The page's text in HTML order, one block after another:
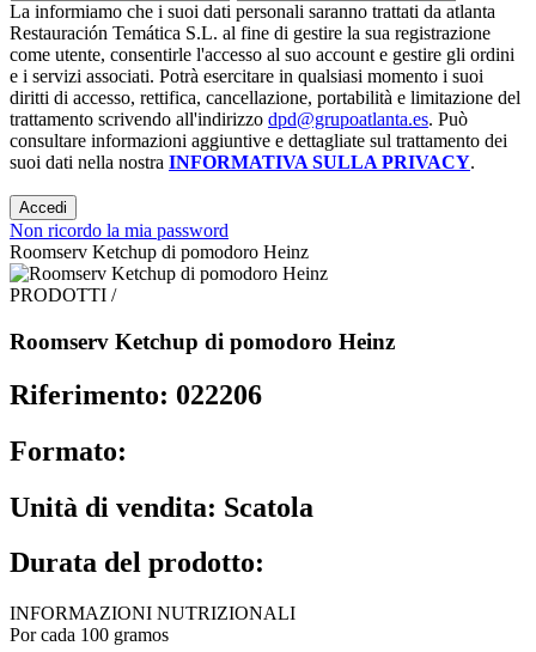
La informiamo che i suoi dati personali saranno trattati da atlanta
Restauración Temática S.L. al fine di gestire la sua registrazione
come utente, consentirle l'accesso al suo account e gestire gli ordini
e i servizi associati. Potrà esercitare in qualsiasi momento i suoi
diritti di accesso, rettifica, cancellazione, portabilità e limitazione del
trattamento scrivendo all'indirizzo dpd@grupoatlanta.es. Può
consultare informazioni aggiuntive e dettagliate sul trattamento dei
suoi dati nella nostra INFORMATIVA SULLA PRIVACY.
Accedi
Non ricordo la mia password
Roomserv Ketchup di pomodoro Heinz
PRODOTTI /
Roomserv Ketchup di pomodoro Heinz
Riferimento: 022206
Formato:
Unità di vendita: Scatola
Durata del prodotto:
INFORMAZIONI NUTRIZIONALI
Por cada 100 gramos